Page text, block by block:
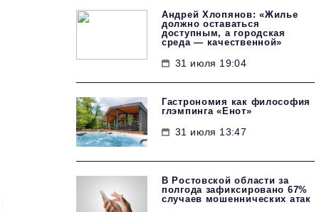
Андрей Хлопянов: «Жилье
должно оставаться
доступным, а городская
среда — качественной»
31 июля 19:04
Гастрономия как философия
глэмпинга «Енот»
31 июля 13:47
В Ростовской области за
полгода зафиксировано 67%
случаев мошеннических атак